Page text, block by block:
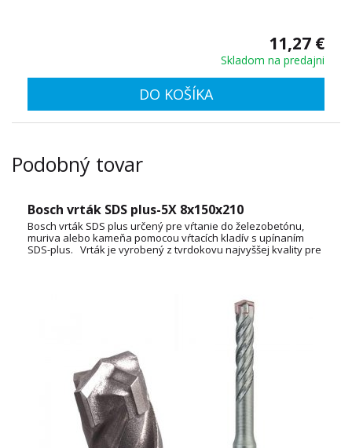
11,27 €
Skladom na predajni
DO KOŠÍKA
Podobný tovar
Bosch vrták SDS plus-5X 8x150x210
Bosch vrták SDS plus určený pre vŕtanie do železobetónu,
muriva alebo kameňa pomocou vŕtacích kladív s upínaním
SDS-plus. Vrták je vyrobený z tvrdokovu najvyššej kvality pre